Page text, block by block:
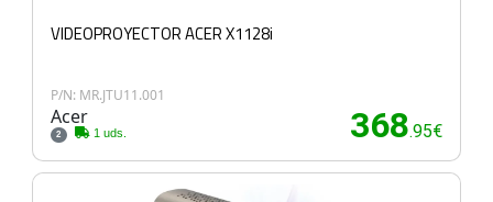
VIDEOPROYECTOR ACER X1128i
P/N: MR.JTU11.001
Acer
2 1 uds. 368.95€